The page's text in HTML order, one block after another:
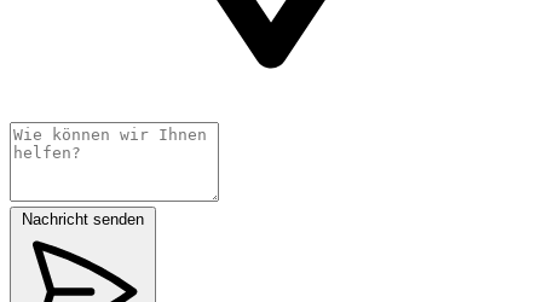
Nachricht senden